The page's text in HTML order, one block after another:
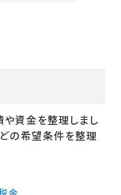
資金を整理しまし
どの希望条件を整理
金